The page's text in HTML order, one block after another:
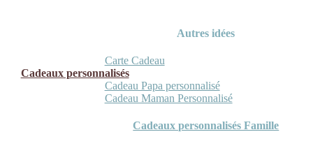
Autres idées
Carte Cadeau
Cadeaux personnalisés
Cadeau Papa personnalisé
Cadeau Maman Personnalisé
Cadeaux personnalisés Famille